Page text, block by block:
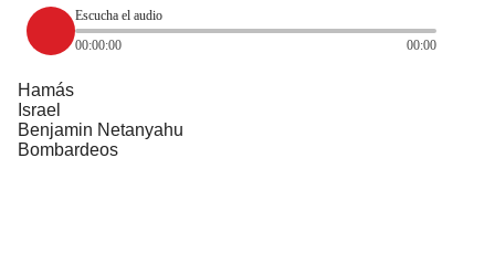
Escucha el audio
00:00:00
00:00
Hamás
Israel
Benjamin Netanyahu
Bombardeos